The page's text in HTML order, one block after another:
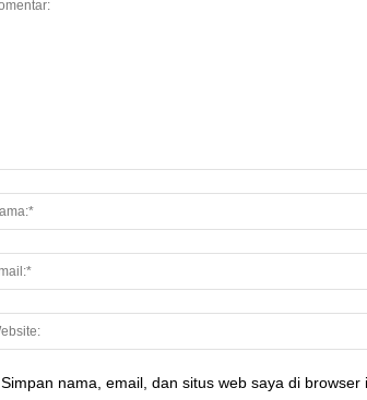
Simpan nama, email, dan situs web saya di browser